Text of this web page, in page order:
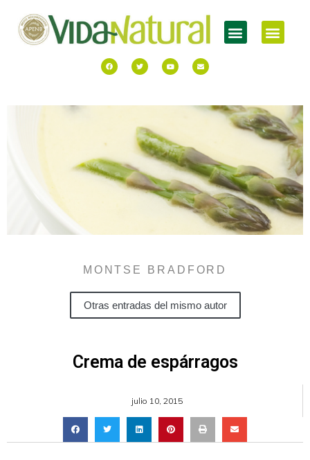
MONTSE BRADFORD
Otras entradas del mismo autor
Crema de espárragos
julio 10, 2015